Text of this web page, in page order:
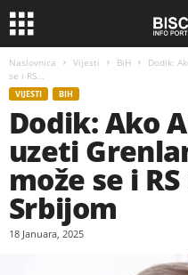
Naslovnica Vijesti BiH
Dodik:
se i RS...
VIJESTI BIH
Dodik: Ako
uzeti
može se i
Srbijom
18 Januara, 2025